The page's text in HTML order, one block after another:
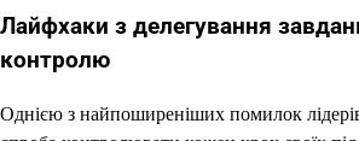
Лайфхаки з делегування
контролю
Однією з найпоширеніших помилок